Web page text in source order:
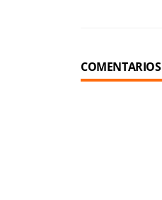
COMENTARIOS